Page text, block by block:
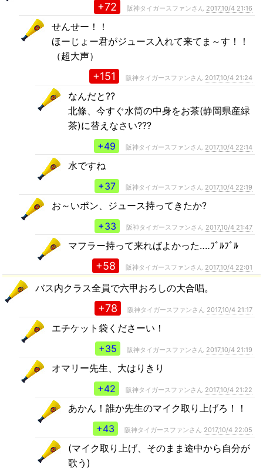
+72 阪神タイガースファンさん 2017,10/4 21:16
せんせー！！
ほーじょー君がジュース入れて来てま～す！！
（超大声）
+151 阪神タイガースファンさん 2017,10/4 21:24
なんだと??
北條、今すぐ水筒の中身をお茶(静岡県産緑
茶)に替えなさい???
+49
阪神タイガースファンさん 2017,10/4 22:14
水ですね
+37
阪神タイガースファンさん 2017,10/4 22:19
お～いポン、ジュース持ってきたか?
+33
阪神タイガースファンさん 2017,10/4 21:47
マフラー持って来ればよかった‥‥ﾌﾞﾙﾌﾞﾙ
+58 阪神タイガースファンさん 2017,10/4 22:01
バス内クラス全員で六甲おろしの大合唱。
+78 阪神タイガースファンさん 2017,10/4 21:17
エチケット袋くださーい！
+35
阪神タイガースファンさん 2017,10/4 21:19
オマリー先生、大はりきり
+42
阪神タイガースファンさん 2017,10/4 21:22
あかん！誰か先生のマイク取り上げろ！！
+43
阪神タイガースファンさん 2017,10/4 22:05
(マイク取り上げ、そのまま途中から自分が
歌う)